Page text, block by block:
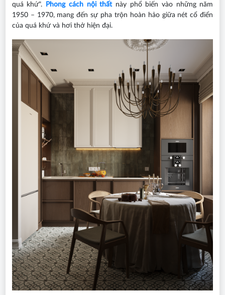
quá khứ".
Phong cách nội thất này phổ biến vào những năm
1950 – 1970, mang đến sự pha trộn hoàn hảo giữa nét cổ điển
của quá khứ và hơi thở hiện đại.